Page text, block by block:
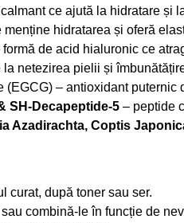
ce ajută la hidratare și
hidratarea și oferă
de acid hialuronic ce
netezirea pielii și
(EGCG) – antioxidant
SH-Decapeptide-5– peptide
Azadirachta, Coptis
curat, după toner sau ser.
combină-le în funcție de